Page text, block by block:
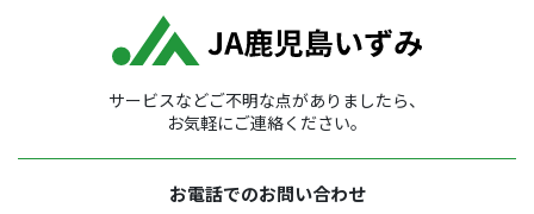
サービスなどご不明な点がありましたら、
お気軽にご連絡ください。
お電話でのお問い合わせ